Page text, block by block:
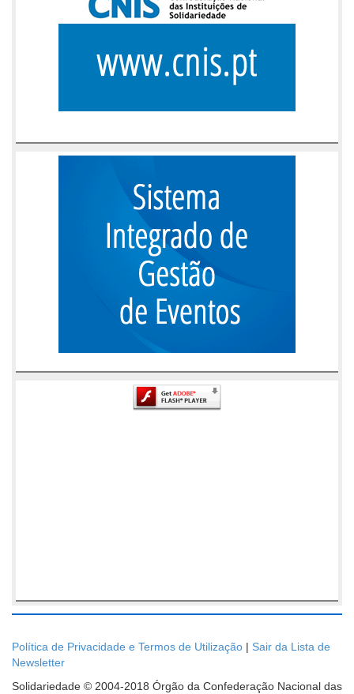
Política de Privacidade e Termos de Utilização | Sair da Lista de
Newsletter
Solidariedade © 2004-2018 Órgão da Confederação Nacional das